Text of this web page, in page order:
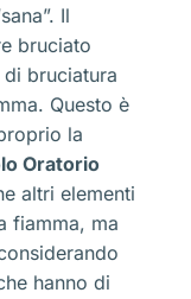
Il
bruciato
bruciatura
Questo è
la
Oratorio
altri elementi
fiamma, ma
hanno di